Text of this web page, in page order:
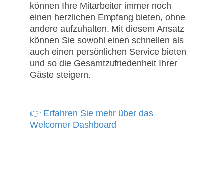
können Ihre Mitarbeiter immer noch
einen herzlichen Empfang bieten, ohne
andere aufzuhalten. Mit diesem Ansatz
können Sie sowohl einen schnellen als
auch einen persönlichen Service bieten
und so die Gesamtzufriedenheit Ihrer
Gäste steigern.
👉 Erfahren Sie mehr über das
Welcomer Dashboard